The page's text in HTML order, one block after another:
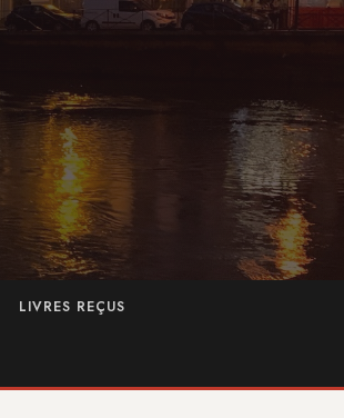
LIVRES REÇUS